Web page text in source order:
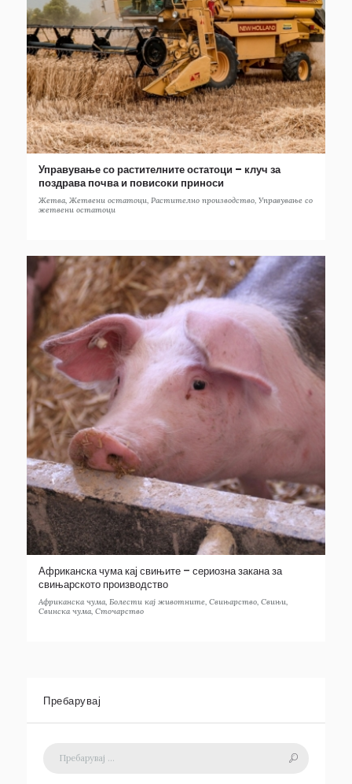
Управување со растителните остатоци – клуч за
поздрава почва и повисоки приноси
Жетва, Жетвени остатоци, Растително производство, Управување со
жетвени остатоци
Африканска чума кај свињите – сериозна закана за
свињарското производство
Африканска чума, Болести кај животните, Свињарство, Свињи,
Свинска чума, Сточарство
Пребарувај